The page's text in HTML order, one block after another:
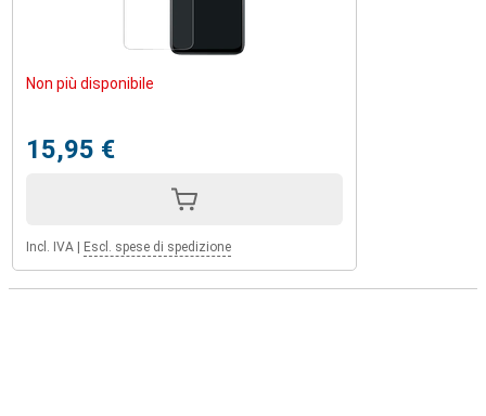
Non più disponibile
15,95 €
Incl. IVA Escl. spese di spedizione